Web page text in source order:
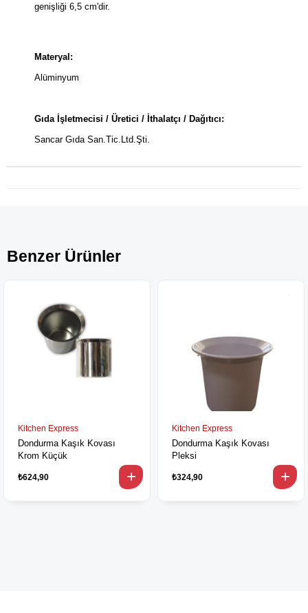
genişliği 6,5 cm'dir.
Materyal:
Alüminyum
Gıda İşletmecisi / Üretici / İthalatçı / Dağıtıcı:
Sancar Gıda San.Tic.Ltd.Şti.
Benzer Ürünler
Kitchen Express
Dondurma Kaşık Kovası
Krom Küçük
₺624,90
Kitchen Express
Dondurma Kaşık Kovası
Pleksi
₺324,90